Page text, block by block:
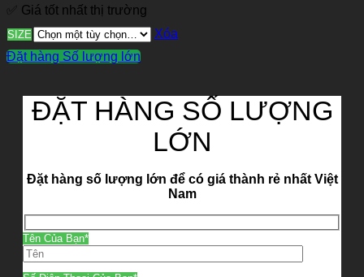
✅ Giá tốt nhất thị trường
SIZE
Xóa
Đặt hàng Số lượng lớn
ĐẶT HÀNG SỐ LƯỢNG
LỚN
Đặt hàng số lượng lớn để có giá thành rẻ nhất Việt
Nam
Tên Của Bạn*